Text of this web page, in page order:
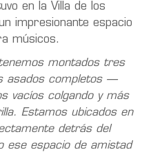
en la Villa de los
impresionante espacio
músicos.
montados tres
asados completos —
vacíos colgando y más
Estamos ubicados en
detrás del
ese espacio de amistad